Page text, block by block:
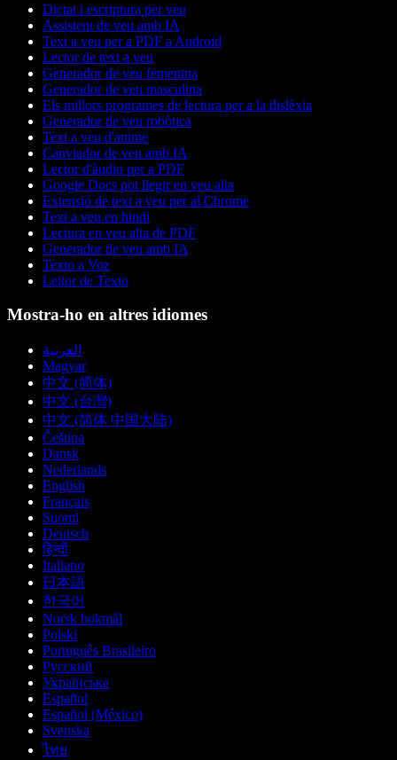
Dictat i escriptura per veu
Assistent de veu amb IA
Text a veu per a PDF a Android
Lector de text a veu
Generador de veu femenina
Generador de veu masculina
Els millors programes de lectura per a la dislèxia
Generador de veu robòtica
Text a veu d'anime
Canviador de veu amb IA
Lector d'àudio per a PDF
Google Docs pot llegir en veu alta
Extensió de text a veu per al Chrome
Text a veu en hindi
Lectura en veu alta de PDF
Generador de veu amb IA
Texto a Voz
Leitor de Texto
Mostra-ho en altres idiomes
العربية
Magyar
中文 (简体)
中文 (台灣)
中文 (简体 中国大陆)
Čeština
Dansk
Nederlands
English
Français
Suomi
Deutsch
हिन्दी
Italiano
日本語
한국어
Norsk bokmål
Polski
Português Brasileiro
Русский
Українська
Español
Español (México)
Svenska
ไทย